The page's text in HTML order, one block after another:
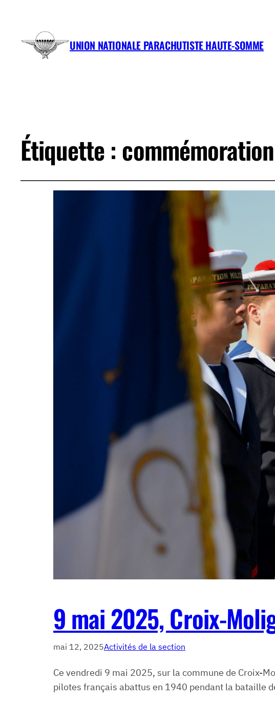
UNION NATIONALE PARACHUTISTE HAUTE-SOMME
Étiquette :commémoration
9 mai 2025, Croix-
mai 12, 2025Activités de la section
Ce vendredi 9 mai 2025, sur la commune de Croix-
pilotes français abattus en 1940 pendant la bataille